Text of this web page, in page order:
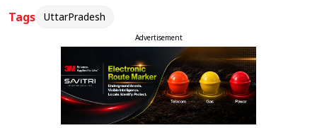
संबंधित खबरें
योगी सरकार की योजनाओं व प्रोत्साहन से
बढ़ा बुनकरों का भरोसा
Tags UttarPradesh
Advertisement